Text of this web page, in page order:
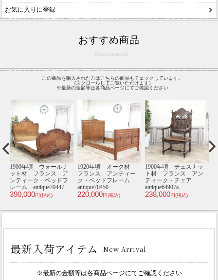
お気に入りに登録
おすすめ商品
Recommend
この商品を購入された方はこちらの商品もチェックしています。
(スクロールしてご覧いただけます)
※最新の金額等は各商品ページにてご確認ください
1900年頃 ウォールナ
ット材 フランス ア
ンティーク・ベッドフ
レーム antique70447
390,000円(税込)
1920年頃 オーク材
フランス アンティー
ク・ベッドフレーム
antique70450
220,000円(税込)
1900年頃 チェスナッ
ト材 フランス アン
ティーク・チェア
antique64907a
238,000円(税込)